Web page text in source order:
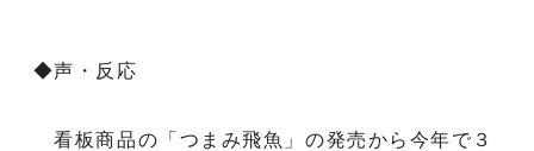
◆声・反応
看板商品の「つまみ飛魚」の発売から今年で３